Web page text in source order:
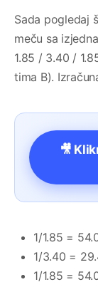
Sada pogledaj
meču sa
1.85 / 3.40 /
tima B).
🎥
1/1.85 =
1/3.40 =
1/1.85 =